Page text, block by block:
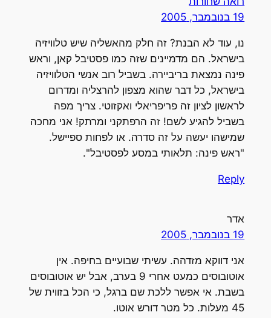
19 בנובמבר, 2005
נו, עוד לא הבנת? זה חלק מהאשליה שיש טלוויזיה
בישראל. הם מדמיינים שזה כמו פסטיבל קאן, וראש
פינה נמצאת בריביירה. בשביל רוב אנשי הטלוויזיה
בישראל, כל דבר שהוא מצפון להרצליה ומדרום
לראשון לציון זה פריפריאלי ואקזוטי. צריך מפה
בשביל להגיע לשם! זה הרפתקני ומרתק! אני מחכה
שמישהו יעשה על זה סדרה. או לפחות ספיישל.
"ראש פינה: תלאותי במסע לפסטיבל".
Reply
אדר
19 בנובמבר, 2005
אני דווקא מזדהה. עשיתי שבועיים בחיפה. אין
אוטובוסים כמעט אחרי 9 בערב, אבל יש אוטובוסים
בשבת. אי אפשר ללכת שם ברגל, כי הכל בזווית של
45 מעלות. כל מטר דורש אוטו.